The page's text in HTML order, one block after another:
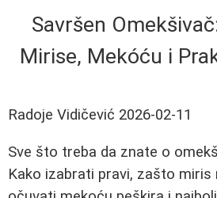
Savršen
Mirise, Mekóću i
Radoje Vidičević 2026-02-11
Sve što treba da znate o
Kako izabrati pravi, zašto miris